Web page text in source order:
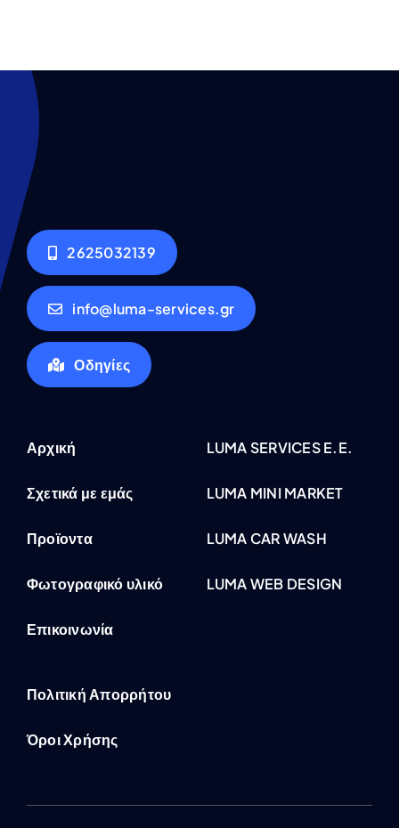
2625032139
info@luma-services.gr
Οδηγίες
Αρχική
Σχετικά με εμάς
Προϊοντα
Φωτογραφικό υλικό
Επικοινωνία
LUMA SERVICES E.E.
LUMA MINI MARKET
LUMA CAR WASH
LUMA WEB DESIGN
Πολιτική Απορρήτου
Όροι Χρήσης